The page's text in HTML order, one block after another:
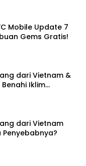
Mobile Update 7
Gems Gratis!
dari Vietnam &
Iklim
dari Vietnam